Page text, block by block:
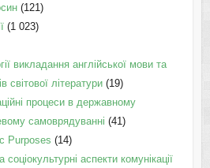
(121)
(1 023)
викладання англійської мови та
світової літератури(19)
процеси в державному
самоврядуванні (41)
Purposes (14)
соціокультурні аспекти комунікації